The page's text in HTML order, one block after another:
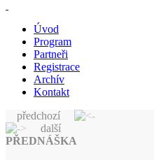
Úvod
Program
Partneři
Registrace
Archív
Kontakt
předchozí
další
PŘEDNÁŠKA